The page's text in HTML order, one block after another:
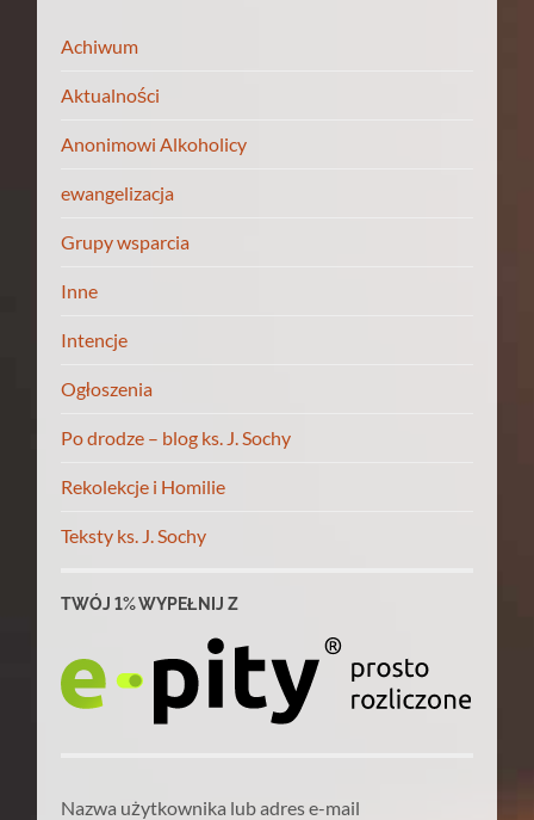
Achiwum
Aktualności
Anonimowi Alkoholicy
ewangelizacja
Grupy wsparcia
Inne
Intencje
Ogłoszenia
Po drodze – blog ks. J. Sochy
Rekolekcje i Homilie
Teksty ks. J. Sochy
TWÓJ 1% WYPEŁNIJ Z
Nazwa użytkownika lub adres e-mail